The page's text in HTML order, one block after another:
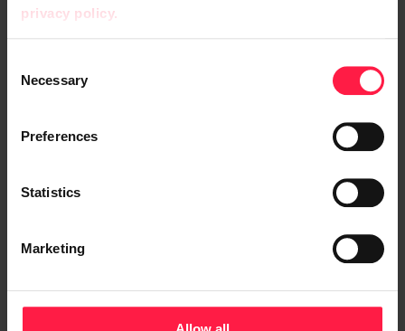
privacy policy.
Necessary
Preferences
Statistics
Marketing
rekrytointipalkkio (2000 €)
henkilöstöalennuksia laajaan
(mm. ergonomiatuotteet,
kuntosalit, hieronta, hotellit,